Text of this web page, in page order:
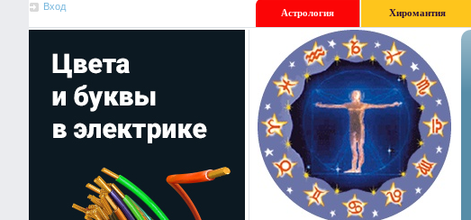
Вход
Астрология Хиромантия